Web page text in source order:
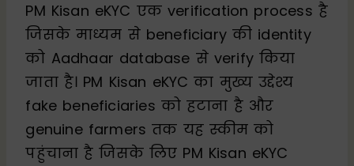
PM Kisan eKYC एक verification process है
जिसके माध्यम से beneficiary की identity
को Aadhaar database से verify किया
जाता है। PM Kisan eKYC का मुख्य उद्देश्य
fake beneficiaries को हटाना है और
genuine farmers तक यह स्कीम को
पहुंचाना है जिसके लिए PM Kisan eKYC